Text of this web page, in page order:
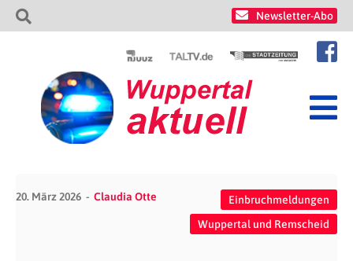
Newsletter-Abo
20. März 2026 Claudia Otte
Einbruchmeldungen
Wuppertal und Remscheid